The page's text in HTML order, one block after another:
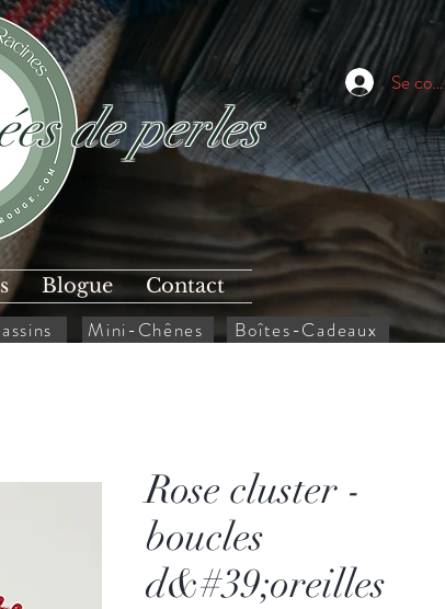
Blogue Contact
Se
de perles
Mini-Chênes Boîtes-Cadeaux
Rose cluster -
boucles
d&#39;oreilles